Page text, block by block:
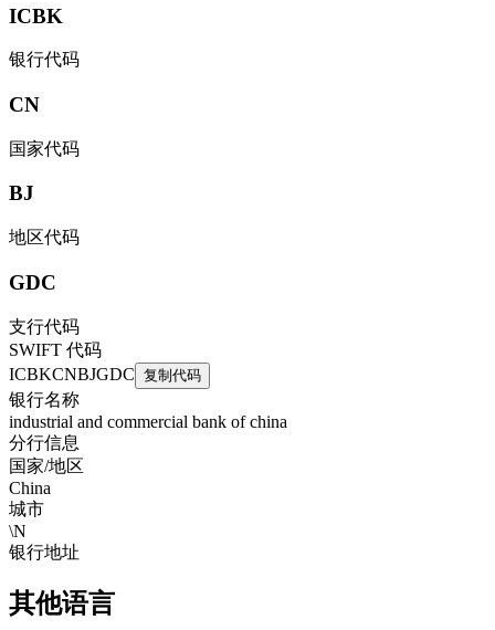
ICBK
银行代码
CN
国家代码
BJ
地区代码
GDC
支行代码
SWIFT 代码
ICBKCNBJGDC 复制代码
银行名称
industrial and commercial bank of china
分行信息
国家/地区
China
城市
\N
银行地址
其他语言